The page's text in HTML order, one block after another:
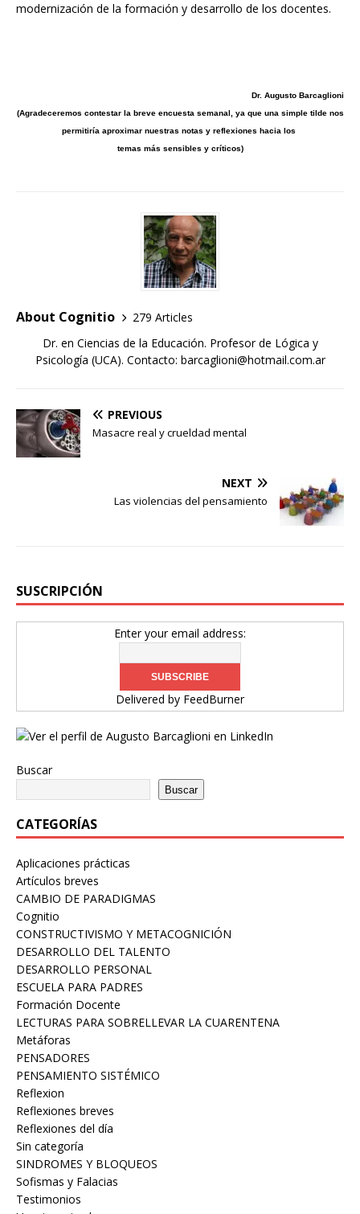
modernización de la formación y desarrollo de los docentes.
Dr. Augusto Barcaglioni
(Agradeceremos contestar la breve encuesta semanal, ya que una simple tilde nos
permitiría aproximar nuestras notas y reflexiones hacia los
temas más sensibles y críticos)
About Cognitio
279 Articles
Dr. en Ciencias de la Educación. Profesor de Lógica y
Psicología (UCA). Contacto: barcaglioni@hotmail.com.ar
PREVIOUS
Masacre real y crueldad mental
NEXT
Las violencias del pensamiento
SUSCRIPCIÓN
Enter your email address:
Delivered by FeedBurner
Buscar
Buscar
CATEGORÍAS
Aplicaciones prácticas
Artículos breves
CAMBIO DE PARADIGMAS
Cognitio
CONSTRUCTIVISMO Y METACOGNICIÓN
DESARROLLO DEL TALENTO
DESARROLLO PERSONAL
ESCUELA PARA PADRES
Formación Docente
LECTURAS PARA SOBRELLEVAR LA CUARENTENA
Metáforas
PENSADORES
PENSAMIENTO SISTÉMICO
Reflexion
Reflexiones breves
Reflexiones del día
Sin categoría
Sofismas y Falacias
Testimonios